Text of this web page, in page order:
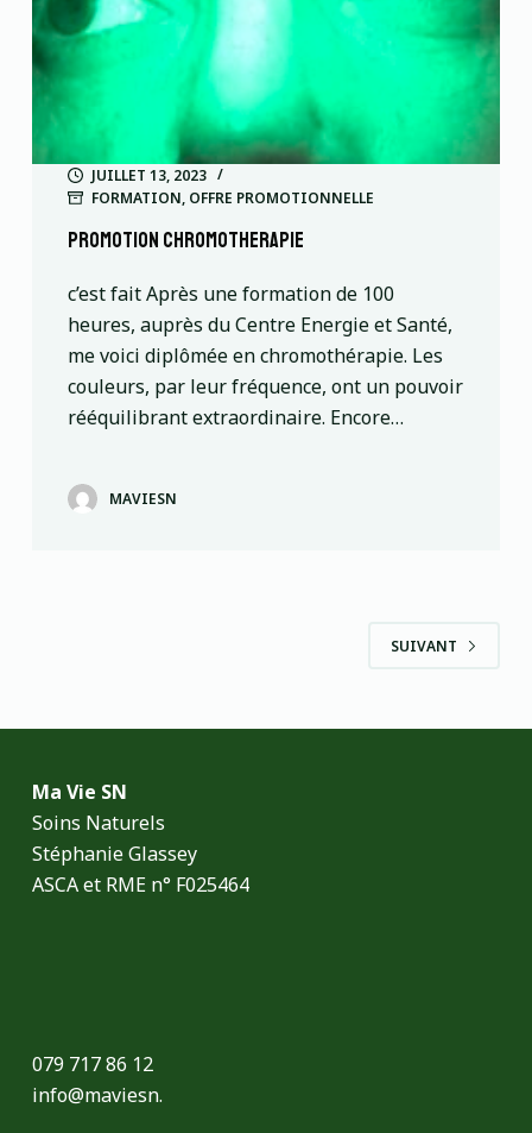
JUILLET 13, 2023
FORMATION, OFFRE PROMOTIONNELLE
PROMOTION CHROMOTHERAPIE
c’est fait Après une formation de 100
heures, auprès du Centre Energie et Santé,
me voici diplômée en chromothérapie. Les
couleurs, par leur fréquence, ont un pouvoir
rééquilibrant extraordinaire. Encore…
MAVIESN
SUIVANT
Ma Vie SN
Soins Naturels
Stéphanie Glassey
ASCA et RME n° F025464
079 717 86 12
info@maviesn.